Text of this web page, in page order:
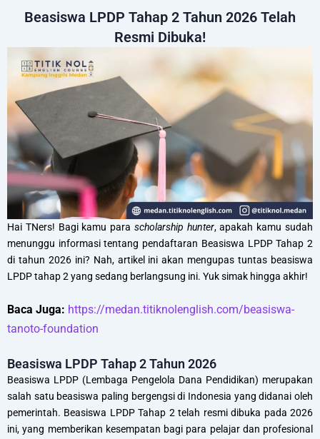
Beasiswa LPDP Tahap 2 Tahun 2026 Telah
Resmi Dibuka!
Hai TNers! Bagi kamu para scholarship hunter, apakah kamu sudah
menunggu informasi tentang pendaftaran Beasiswa LPDP Tahap 2
di tahun 2026 ini? Nah, artikel ini akan mengupas tuntas beasiswa
LPDP tahap 2 yang sedang berlangsung ini. Yuk simak hingga akhir!
Baca Juga: https://medan.titiknolenglish.com/beasiswa-
tanoto-foundation
Beasiswa LPDP Tahap 2 Tahun 2026
Beasiswa LPDP (Lembaga Pengelola Dana Pendidikan) merupakan
salah satu beasiswa paling bergengsi di Indonesia yang didanai oleh
pemerintah. Beasiswa LPDP Tahap 2 telah resmi dibuka pada 2026
ini, yang memberikan kesempatan bagi para pelajar dan profesional